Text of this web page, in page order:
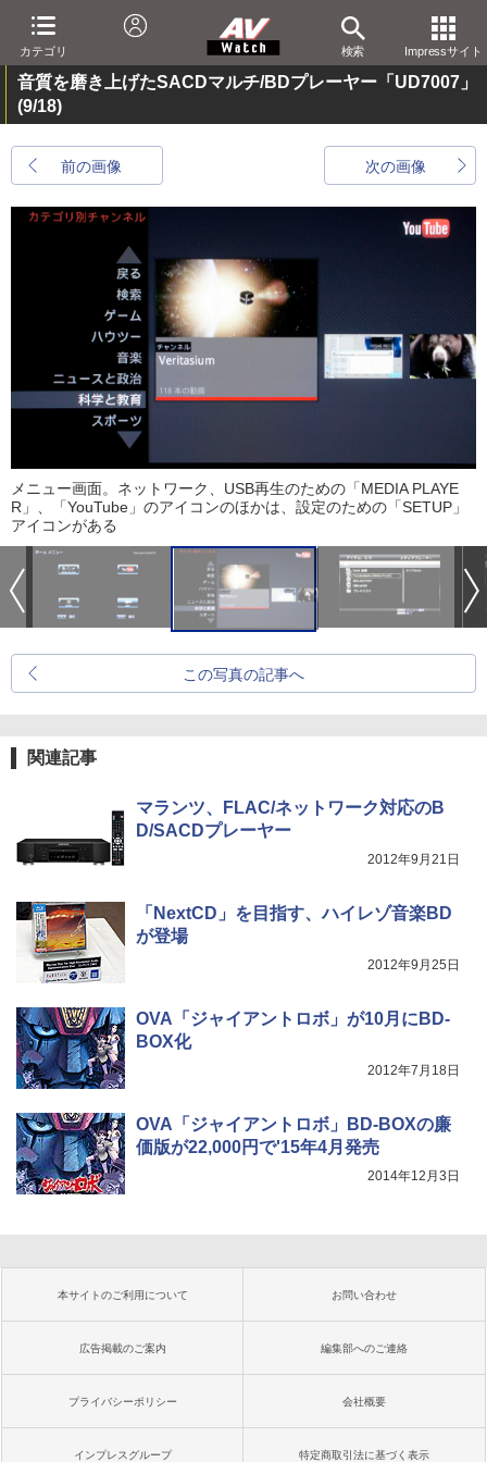
カテゴリ 検索 Impressサイト
音質を磨き上げたSACDマルチ/BDプレーヤー「UD7007」
(9/18)
前の画像 次の画像
メニュー画面。ネットワーク、USB再生のための「MEDIA PLAYE
R」、「YouTube」のアイコンのほかは、設定のための「SETUP」
アイコンがある
この写真の記事へ
関連記事
マランツ、FLAC/ネットワーク対応のB
D/SACDプレーヤー
2012年9月21日
「NextCD」を目指す、ハイレゾ音楽BD
が登場
2012年9月25日
OVA「ジャイアントロボ」が10月にBD-
BOX化
2012年7月18日
OVA「ジャイアントロボ」BD-BOXの廉
価版が22,000円で'15年4月発売
2014年12月3日
本サイトのご利用について お問い合わせ
広告掲載のご案内 編集部へのご連絡
プライバシーポリシー 会社概要
インプレスグループ 特定商取引法に基づく表示